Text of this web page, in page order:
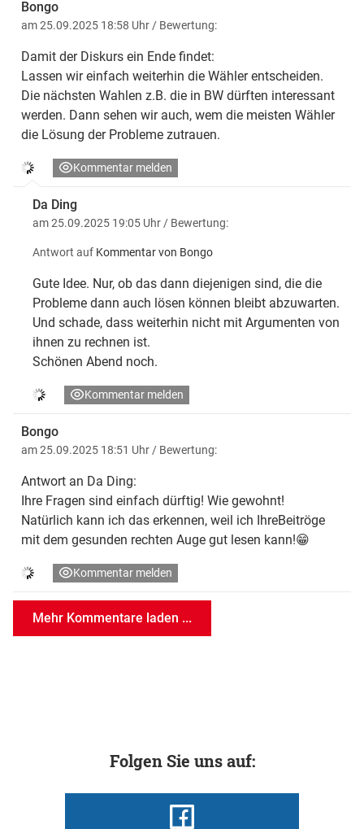
Bongo
am 25.09.2025 18:58 Uhr / Bewertung:
Damit der Diskurs ein Ende findet:
Lassen wir einfach weiterhin die Wähler entscheiden.
Die nächsten Wahlen z.B. die in BW dürften interessant
werden. Dann sehen wir auch, wem die meisten Wähler
die Lösung der Probleme zutrauen.
Kommentar melden
Da Ding
am 25.09.2025 19:05 Uhr / Bewertung:
Antwort auf Kommentar von Bongo
Gute Idee. Nur, ob das dann diejenigen sind, die die
Probleme dann auch lösen können bleibt abzuwarten.
Und schade, dass weiterhin nicht mit Argumenten von
ihnen zu rechnen ist.
Schönen Abend noch.
Kommentar melden
Bongo
am 25.09.2025 18:51 Uhr / Bewertung:
Antwort an Da Ding:
Ihre Fragen sind einfach dürftig! Wie gewohnt!
Natürlich kann ich das erkennen, weil ich IhreBeitröge
mit dem gesunden rechten Auge gut lesen kann!😁
Kommentar melden
Mehr Kommentare laden ...
Folgen Sie uns auf: